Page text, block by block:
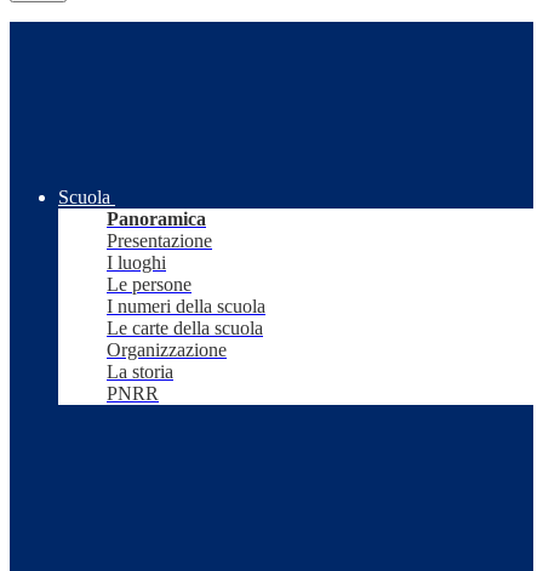
Scuola
Panoramica
Presentazione
I luoghi
Le persone
I numeri della scuola
Le carte della scuola
Organizzazione
La storia
PNRR